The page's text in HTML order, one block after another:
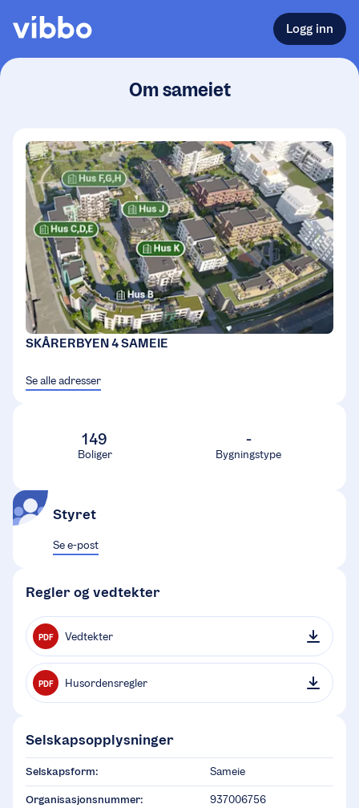
Logg inn
Om sameiet
SKÅRERBYEN 4 SAMEIE
Se alle adresser
149
Boliger
-
Bygningstype
Styret
Se e-post
Regler og vedtekter
PDF Vedtekter
PDF Husordensregler
Selskapsopplysninger
Selskapsform: Sameie
Organisasjonsnummer: 937006756